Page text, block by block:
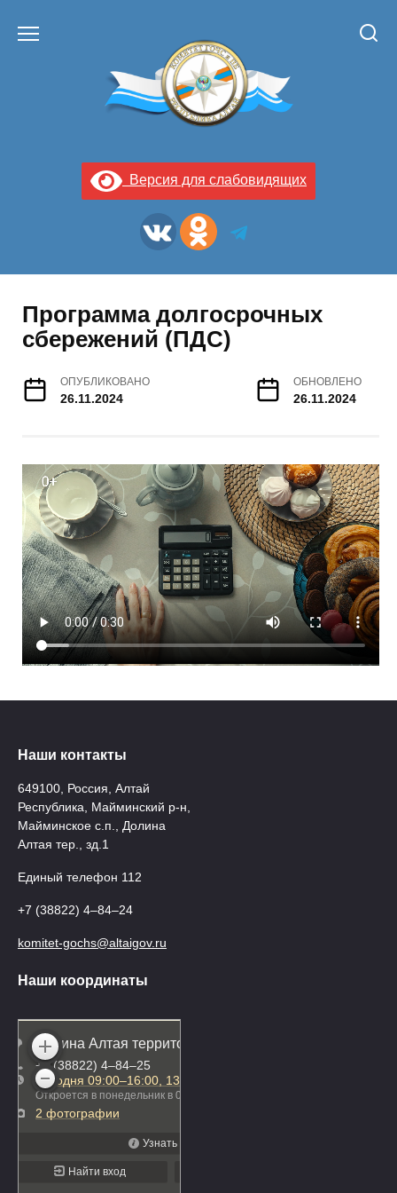
Версия для слабовидящих
Программа долгосрочных
сбережений (ПДС)
ОПУБЛИКОВАНО
26.11.2024
ОБНОВЛЕНО
26.11.2024
Наши контакты
649100, Россия, Алтай
Республика, Майминский р-н,
Майминское с.п., Долина
Алтая тер., зд.1
Единый телефон 112
+7 (38822) 4‒84‒24
komitet-gochs@altaigov.ru
Наши координаты